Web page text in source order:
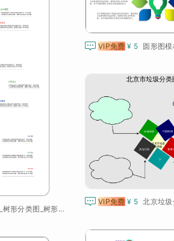
 VIP免费 ¥ 5
树形图模板_树形分类图_树形结构图_树形图分类图
 VIP免费 ¥ 5 北京垃